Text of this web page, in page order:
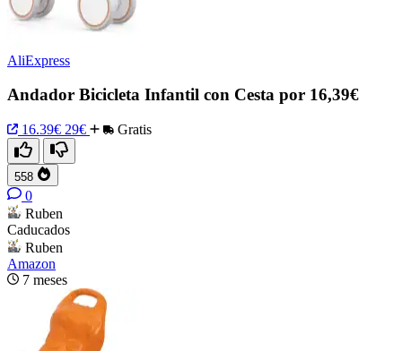
AliExpress
Andador Bicicleta Infantil con Cesta por 16,39€
16.39€ 29€ Gratis
558
0
Ruben
Caducados
Ruben
Amazon
7 meses